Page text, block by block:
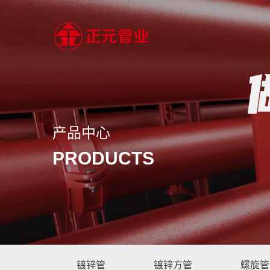
产品中心
PRODUCTS
镀锌管 镀锌方管 螺旋管